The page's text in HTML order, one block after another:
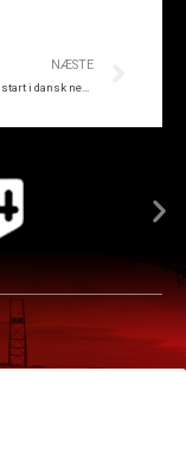
NÆSTE
Okkels med fra start i dansk nederlag